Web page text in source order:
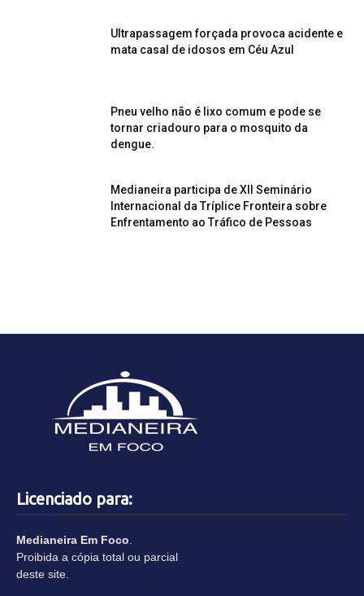
Ultrapassagem forçada provoca acidente e
mata casal de idosos em Céu Azul
Pneu velho não é lixo comum e pode se
tornar criadouro para o mosquito da
dengue.
Medianeira participa de XII Seminário
Internacional da Tríplice Fronteira sobre
Enfrentamento ao Tráfico de Pessoas
Licenciado para:
Medianeira Em Foco
Proibida a cópia total ou parcial
deste site.